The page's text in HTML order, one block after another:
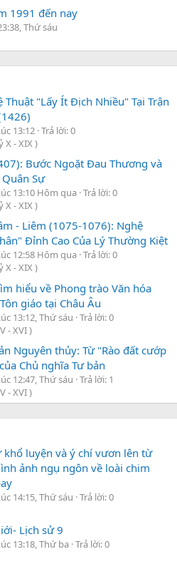
1991 đến nay
Thứ sáu
Thuật "Lấy Ít Địch Nhiều" Tại Trận
13:12 Trả lời: 0
X - XIX )
Bước Ngoặt Đau Thương và
Sự
13:10 Hôm qua Trả lời: 0
X - XIX )
- Liêm (1075-1076): Nghệ
Đỉnh Cao Của Lý Thường Kiệt
12:58 Hôm qua Trả lời: 0
X - XIX )
hiểu về Phong trào Văn hóa
giáo tại Châu Âu
13:12, Thứ sáu Trả lời: 0
- XVI )
Nguyên thủy: Từ "Rào đất cướp
Chủ nghĩa Tư bản
12:47, Thứ sáu Trả lời: 1
- XVI )
khổ luyện và ý chí vươn lên từ
ảnh ngụ ngôn về loài chim
14:15, Thứ sáu Trả lời: 0
Lịch sử 9
13:18, Thứ ba Trả lời: 0